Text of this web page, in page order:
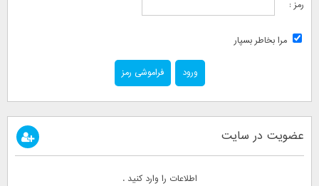
رمز :
مرا بخاطر بسپار
فراموشی رمز
عضویت در سایت
اطلاعات را وارد کنید .